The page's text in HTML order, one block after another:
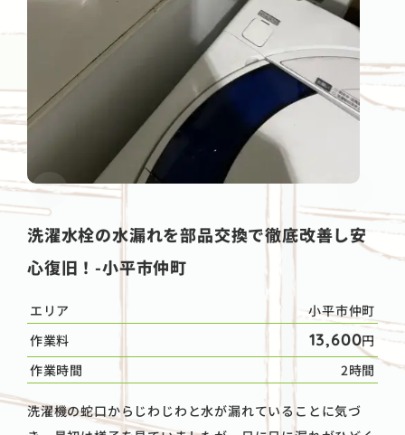
洗濯水栓の水漏れを部品交換で徹底改善し安
心復旧！-小平市仲町
エリア
小平市仲町
作業料
13,600円
作業時間
2時間
洗濯機の蛇口からじわじわと水が漏れていることに気づ